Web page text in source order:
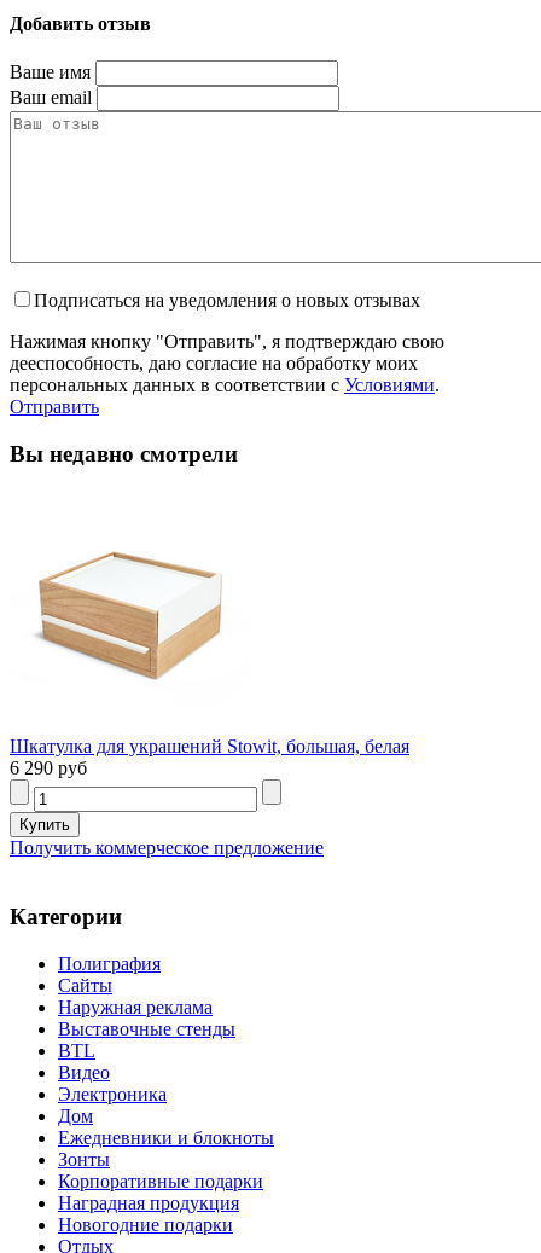
Добавить отзыв
Ваше имя
Ваш email
Подписаться на уведомления о новых отзывах
Нажимая кнопку "Отправить", я подтверждаю свою
дееспособность, даю согласие на обработку моих
персональных данных в соответствии с Условиями.
Отправить
Вы недавно смотрели
Шкатулка для украшений Stowit, большая, белая
6 290 руб
Получить коммерческое предложение
Категории
Полиграфия
Сайты
Наружная реклама
Выставочные стенды
BTL
Видео
Электроника
Дом
Ежедневники и блокноты
Зонты
Корпоративные подарки
Наградная продукция
Новогодние подарки
Отдых